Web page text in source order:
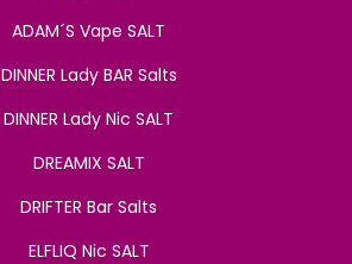
ADAM´S Vape SALT
DINNER Lady BAR Salts
DINNER Lady Nic SALT
DREAMIX SALT
DRIFTER Bar Salts
ELFLIQ Nic SALT